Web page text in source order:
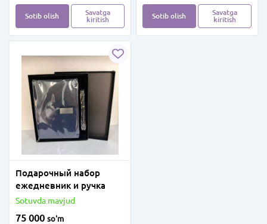
Sotib olish
Savatga
kiritish
Sotib olish
Savatga
kiritish
Подарочный набор
ежедневник и ручка
Sotuvda mavjud
75 000 so'm